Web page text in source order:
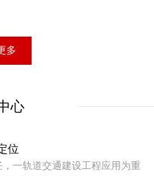
多
心
位
一轨道交通建设工程应用为重